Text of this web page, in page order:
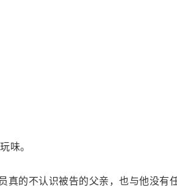
味。
真的不认识被告的父亲，也与他没有